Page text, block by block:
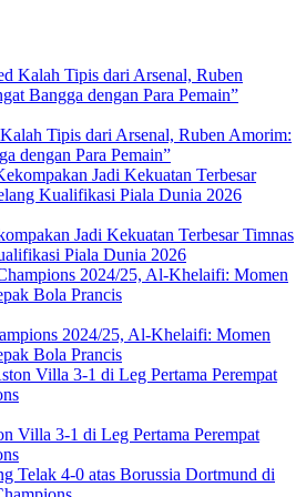
Tipis dari Arsenal, Ruben Amorim:
dengan Para Pemain”
Jadi Kekuatan Terbesar Timnas
Piala Dunia 2026
2024/25, Al-Khelaifi: Momen
Bola Prancis
Villa 3-1 di Leg Pertama Perempat